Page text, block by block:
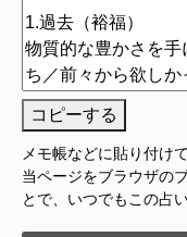
コピーする
メモ帳などに貼り付け
当ページをブラウザの
とで、いつでもこの占